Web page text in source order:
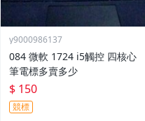
y9000986137
084 微軟 1724 i5觸控 四核心
筆電標多賣多少
$ 150
競標